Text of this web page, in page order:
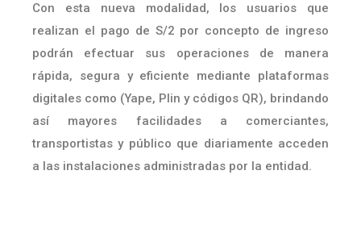
Con esta nueva modalidad, los usuarios que
realizan el pago de S/2 por concepto de ingreso
podrán efectuar sus operaciones de manera
rápida, segura y eficiente mediante plataformas
digitales como (Yape, Plin y códigos QR), brindando
así mayores facilidades a comerciantes,
transportistas y público que diariamente acceden
a las instalaciones administradas por la entidad.